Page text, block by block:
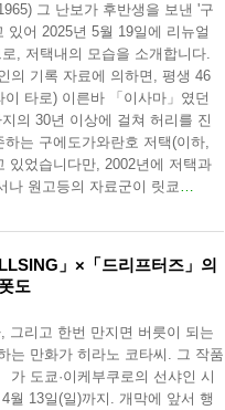
그 난보가 후반생을 보낸 '구
어 2025년 5월 19일에 리뉴얼
, 저택내의 모습을 소개합니다.
의 기록 자료에 의하면, 평생 46
타로) 이른바 「이사마」였던
의 30년 이상에 걸쳐 허리를 진
는 구에도가와란호 저택(이하,
있었습니다만, 2002년에 저택과
나 원고등의 자료군이 릿쿄…
」×「드리프터즈」의
도
그리고 한번 만지면 버릇이 되는
는 만화가 히라노 코타씨. 그 작품
도쿄·이케부쿠로의 선샤인 시
월 13일(일)까지. 개막에 앞서 행